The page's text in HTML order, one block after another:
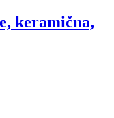
keramična,